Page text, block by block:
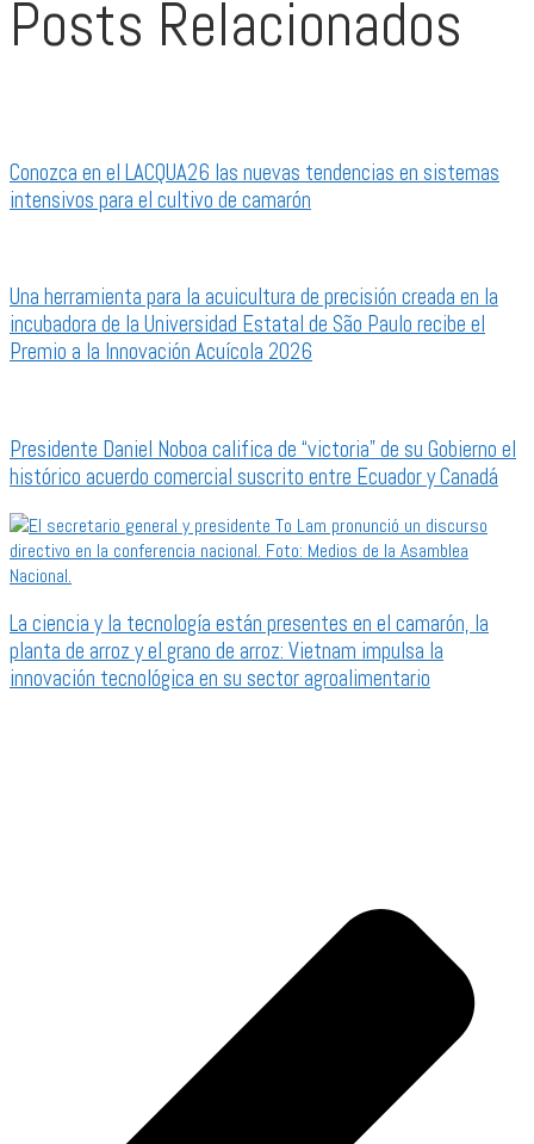
Posts Relacionados
Conozca en el LACQUA26 las nuevas tendencias en sistemas
intensivos para el cultivo de camarón
Una herramienta para la acuicultura de precisión creada en la
incubadora de la Universidad Estatal de São Paulo recibe el
Premio a la Innovación Acuícola 2026
Presidente Daniel Noboa califica de “victoria” de su Gobierno el
histórico acuerdo comercial suscrito entre Ecuador y Canadá
La ciencia y la tecnología están presentes en el camarón, la
planta de arroz y el grano de arroz: Vietnam impulsa la
innovación tecnológica en su sector agroalimentario